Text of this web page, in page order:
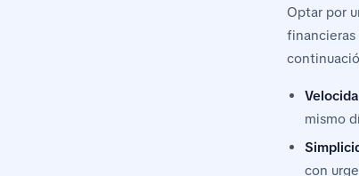
Optar por
mismo
con